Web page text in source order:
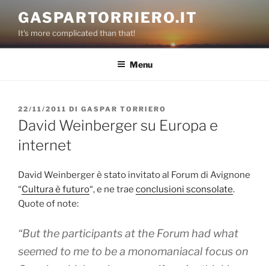
contenuto
GASPARTORRIERO.IT
It's more complicated than that!
Menu
PUBBLICATO
IL
22/11/2011 DI GASPAR TORRIERO
David Weinberger su Europa e
internet
David Weinberger è stato invitato al Forum di Avignone
“Cultura è futuro“, e ne trae conclusioni sconsolate.
Quote of note:
“But the participants at the Forum had what
seemed to me to be a monomaniacal focus on